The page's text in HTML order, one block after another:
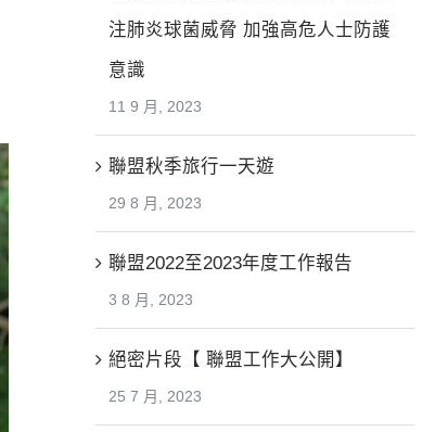
注肺炎球菌威脅 加強高危人士防護
意識
11 9 月, 2023
聯盟秋季旅行一天遊
29 8 月, 2023
聯盟2022至2023年度工作報告
3 8 月, 2023
絕密片段【 聯盟工作大公開】
25 7 月, 2023